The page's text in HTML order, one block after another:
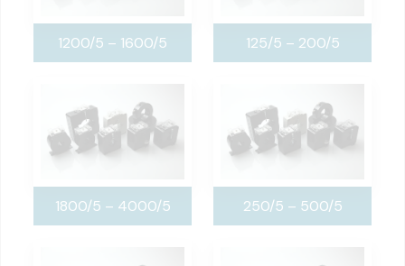
1200/5 – 1600/5 125/5 – 200/5
1800/5 – 4000/5 250/5 – 500/5